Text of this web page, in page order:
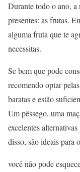
Durante todo o ano, a
presentes: as frutas.
alguma fruta que te
necessitas.
Se bem que pode
recomendo optar
baratas e estão
Um pêssego, uma
excelentes
disso, são ideais para
você não pode